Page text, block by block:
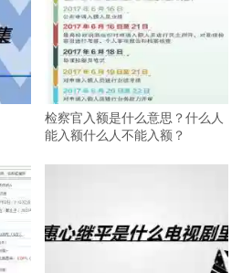
检察官入额是什么意思？什么人
能入额什么人不能入额？